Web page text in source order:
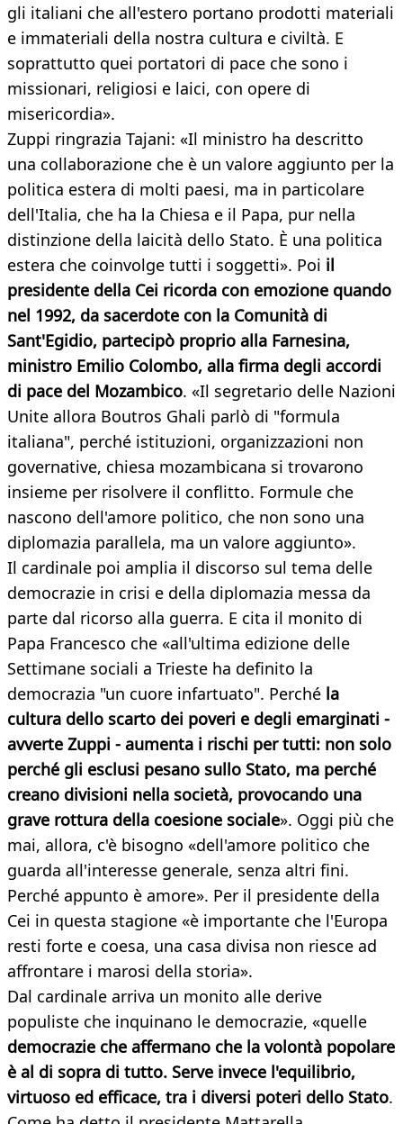
gli italiani che all'estero portano prodotti materiali
e immateriali della nostra cultura e civiltà. E
soprattutto quei portatori di pace che sono i
missionari, religiosi e laici, con opere di
misericordia».
Zuppi ringrazia Tajani: «Il ministro ha descritto
una collaborazione che è un valore aggiunto per la
politica estera di molti paesi, ma in particolare
dell'Italia, che ha la Chiesa e il Papa, pur nella
distinzione della laicità dello Stato. È una politica
estera che coinvolge tutti i soggetti». Poi il
presidente della Cei ricorda con emozione quando
nel 1992, da sacerdote con la Comunità di
Sant'Egidio, partecipò proprio alla Farnesina,
ministro Emilio Colombo, alla firma degli accordi
di pace del Mozambico. «Il segretario delle Nazioni
Unite allora Boutros Ghali parlò di "formula
italiana", perché istituzioni, organizzazioni non
governative, chiesa mozambicana si trovarono
insieme per risolvere il conflitto. Formule che
nascono dell'amore politico, che non sono una
diplomazia parallela, ma un valore aggiunto».
Il cardinale poi amplia il discorso sul tema delle
democrazie in crisi e della diplomazia messa da
parte dal ricorso alla guerra. E cita il monito di
Papa Francesco che «all'ultima edizione delle
Settimane sociali a Trieste ha definito la
democrazia "un cuore infartuato". Perché la
cultura dello scarto dei poveri e degli emarginati -
avverte Zuppi - aumenta i rischi per tutti: non solo
perché gli esclusi pesano sullo Stato, ma perché
creano divisioni nella società, provocando una
grave rottura della coesione sociale». Oggi più che
mai, allora, c'è bisogno «dell'amore politico che
guarda all'interesse generale, senza altri fini.
Perché appunto è amore». Per il presidente della
Cei in questa stagione «è importante che l'Europa
resti forte e coesa, una casa divisa non riesce ad
affrontare i marosi della storia».
Dal cardinale arriva un monito alle derive
populiste che inquinano le democrazie, «quelle
democrazie che affermano che la volontà popolare
è al di sopra di tutto. Serve invece l'equilibrio,
virtuoso ed efficace, tra i diversi poteri dello Stato.